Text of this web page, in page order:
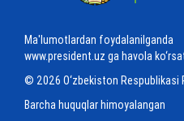
Ma'lumotlardan foydalanilganda
www.president.uz ga havola
© 2026 O‘zbekiston
Barcha huquqlar himoyalangan